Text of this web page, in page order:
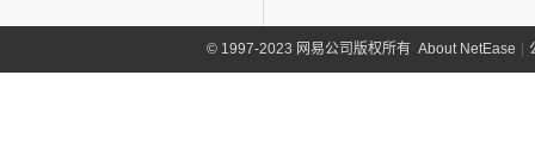
©1997-2023 网易公司版权所有 About NetEase